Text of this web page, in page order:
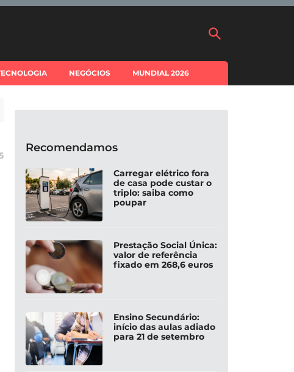
NEGÓCIOS MUNDIAL 2026
Recomendamos
Carregar elétrico fora
de casa pode custar o
triplo: saiba como
poupar
Prestação Social Única:
valor de referência
fixado em 268,6 euros
Ensino Secundário:
início das aulas adiado
para 21 de setembro